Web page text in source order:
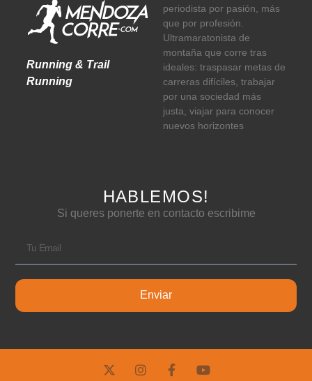
Running & Trail
Running
periodista por pasión, más
que por profesión.
Ultramaratonista de
montaña que corre tras
ideales: traspasar metas de
carreras difíciles, trabajar
por una sociedad más
justa, viajar para conocer
nuevos horizontes
HABLEMOS!
Si queres ponerte en contacto escribime
Enviar